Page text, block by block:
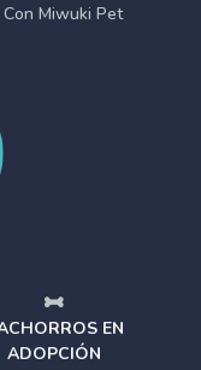
Con Miwuki Pet
EN
ADOPCIÓN